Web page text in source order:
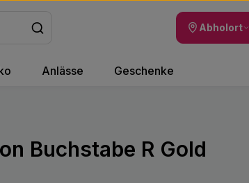
Abholort
Anlässe Geschenke
Buchstabe R Gold